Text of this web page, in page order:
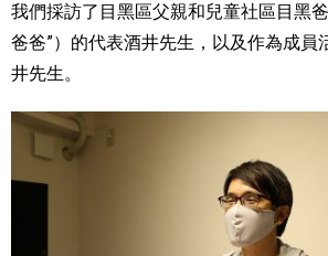
我們採訪了目黑區父親和兒童社區目黑
爸爸”）的代表酒井先生，以及作為成員
井先生。